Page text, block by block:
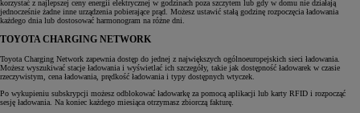
korzystać z najlepszej ceny energii elektrycznej w godzinach poza szczytem lub gdy w domu nie działają
jednocześnie żadne inne urządzenia pobierające prąd. Możesz ustawić stałą godzinę rozpoczęcia ładowania
każdego dnia lub dostosować harmonogram na różne dni.
TOYOTA CHARGING NETWORK
Toyota Charging Network zapewnia dostęp do jednej z największych ogólnoeuropejskich sieci ładowania.
Możesz wyszukiwać stacje ładowania i wyświetlać ich szczegóły, takie jak dostępność ładowarek w czasie
rzeczywistym, cena ładowania, prędkość ładowania i typy dostępnych wtyczek.
Po wykupieniu subskrypcji możesz odblokować ładowarkę za pomocą aplikacji lub karty RFID i rozpocząć
sesję ładowania. Na koniec każdego miesiąca otrzymasz zbiorczą fakturę.